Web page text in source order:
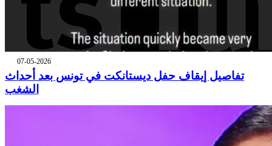
07-05-2026
تفاصيل إيقاف حفل ديستانكت في تونس بعد أحداث
الشغب